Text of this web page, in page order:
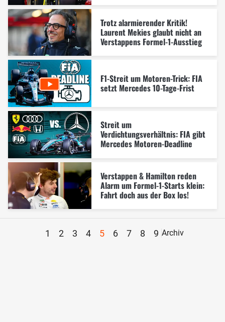
Trotz alarmierender Kritik!
Laurent Mekies glaubt nicht an
Verstappens Formel-1-Ausstieg
F1-Streit um Motoren-Trick: FIA
setzt Mercedes 10-Tage-Frist
Streit um
Verdichtungsverhältnis: FIA gibt
Mercedes Motoren-Deadline
Verstappen & Hamilton reden
Alarm um Formel-1-Starts klein:
Fahrt doch aus der Box los!
1 2 3 4 5 6 7 8 9 Archiv